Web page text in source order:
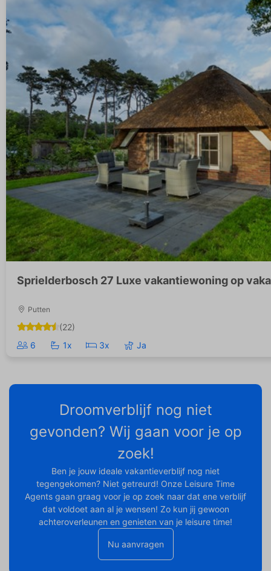
Sprielderbosch 27 Luxe vakantiewoning op
Putten
(22)
6
1x 3x Ja
Droomverblijf nog niet
gevonden? Wij gaan voor je op
zoek!
Ben je jouw ideale vakantieverblijf nog niet
tegengekomen? Niet getreurd! Onze Leisure Time
Agents gaan graag voor je op zoek naar dat ene verblijf
dat voldoet aan al je wensen! Zo kun jij gewoon
achteroverleunen en genieten van je leisure time!
Nu aanvragen